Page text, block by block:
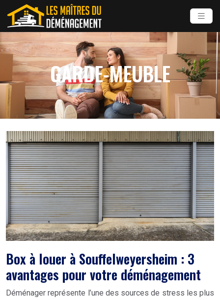
GARDE-MEUBLE
Box à louer à Souffelweyersheim : 3
avantages pour votre déménagement
Déménager représente l’une des sources de stress les plus